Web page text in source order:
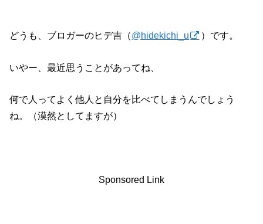
どうも、ブロガーのヒデ吉（@hidekichi_u ）です。
いやー、最近思うことがあってね、
何で人ってよく他人と自分を比べてしまうんでしょう
ね。（漠然としてますが）
Sponsored Link